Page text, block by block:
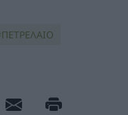
ΠΕΤΡΕΛΑΙΟ